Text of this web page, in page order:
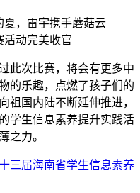
此次比赛，将会有更多中
的乐趣，点燃了孩子们的
祖国内陆不断延伸推进，
学生信息素养提升实践活
之力。
三届海南省学生信息素养